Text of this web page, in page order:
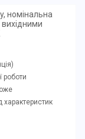
номінальна
роботи